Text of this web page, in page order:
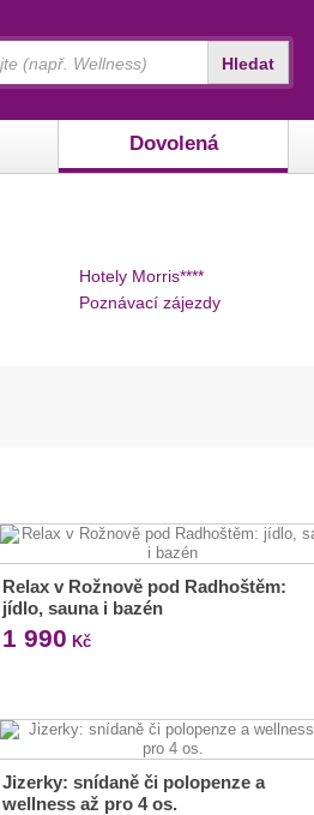
Dovolená
Hledat
Hotely Morris****
Poznávací zájezdy
Relax v Rožnově pod Radhoštěm:
jídlo, sauna i bazén
1 990 Kč
Jizerky: snídaně či polopenze a
wellness až pro 4 os.